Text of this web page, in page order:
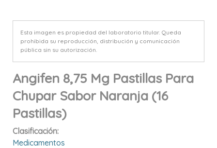
Esta imagen es propiedad del laboratorio titular. Queda
prohibida su reproducción, distribución y comunicación
pública sin su autorización.
Angifen 8,75 Mg Pastillas Para
Chupar Sabor Naranja (16
Pastillas)
Clasificación:
Medicamentos